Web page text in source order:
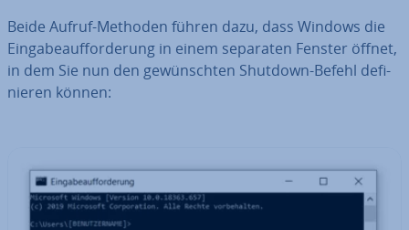
Beide Aufruf-Methoden führen dazu, dass Windows die
Ein­ga­be­auf­for­de­rung in einem separaten Fenster öffnet,
in dem Sie nun den ge­wünsch­ten Shutdown-Befehl de­fi­
nie­ren können: